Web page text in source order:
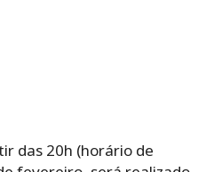
das 20h (horário de